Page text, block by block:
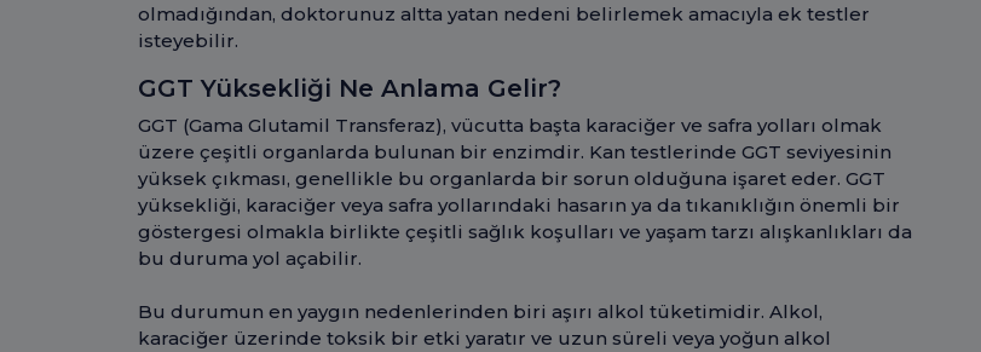
olmadığından, doktorunuz altta yatan nedeni belirlemek amacıyla ek testler
isteyebilir.
GGT Yüksekliği Ne Anlama Gelir?
GGT (Gama Glutamil Transferaz), vücutta başta karaciğer ve safra yolları olmak
üzere çeşitli organlarda bulunan bir enzimdir. Kan testlerinde GGT seviyesinin
yüksek çıkması, genellikle bu organlarda bir sorun olduğuna işaret eder. GGT
yüksekliği, karaciğer veya safra yollarındaki hasarın ya da tıkanıklığın önemli bir
göstergesi olmakla birlikte çeşitli sağlık koşulları ve yaşam tarzı alışkanlıkları da
bu duruma yol açabilir.
Bu durumun en yaygın nedenlerinden biri aşırı alkol tüketimidir. Alkol,
karaciğer üzerinde toksik bir etki yaratır ve uzun süreli veya yoğun alkol